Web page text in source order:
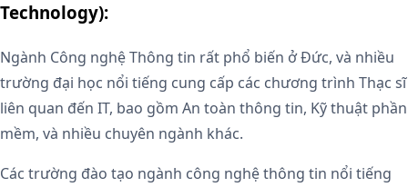
Technology):
Ngành Công nghệ Thông tin rất phổ biến ở Đức, và nhiều
trường đại học nổi tiếng cung cấp các chương trình Thạc sĩ
liên quan đến IT, bao gồm An toàn thông tin, Kỹ thuật phần
mềm, và nhiều chuyên ngành khác.
Các trường đào tạo ngành công nghệ thông tin nổi tiếng